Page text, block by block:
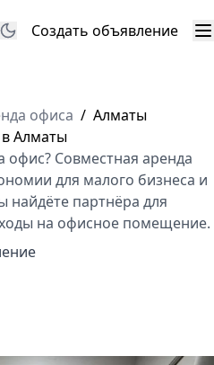
Создать объявление
офиса / Алматы
Алматы
офис? Совместная аренда
для малого бизнеса и
найдёте партнёра для
на офисное помещение.